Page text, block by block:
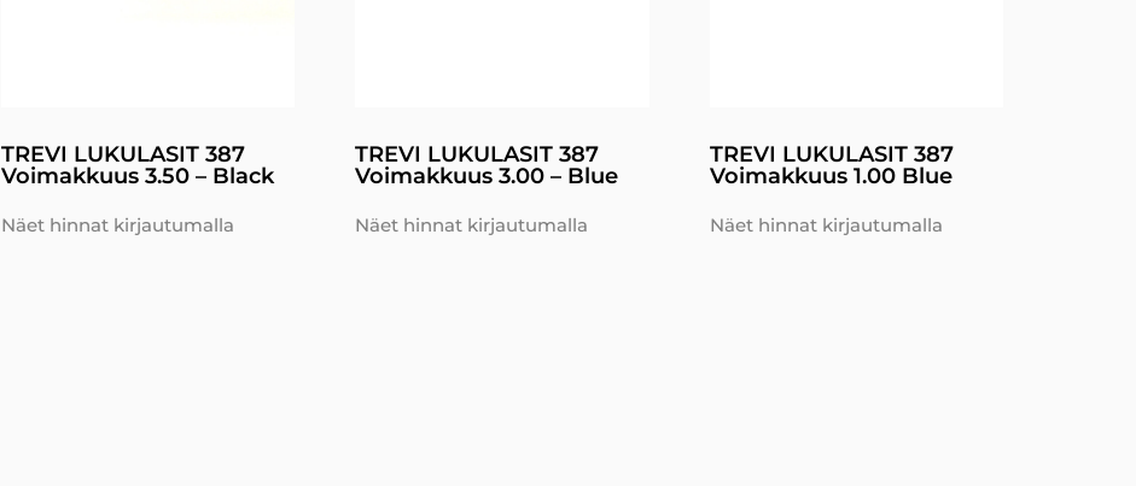
TREVI LUKULASIT 387
Voimakkuus 3.50 – Black
Näet hinnat kirjautumalla
TREVI LUKULASIT 387
Voimakkuus 3.00 – Blue
Näet hinnat kirjautumalla
TREVI LUKULASIT 387
Voimakkuus 1.00 Blue
Näet hinnat kirjautumalla